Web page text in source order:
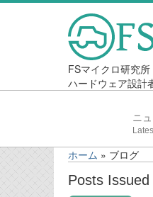
FSマイクロ研究所
ハードウェア設計
ニ
ホーム » ブログ
Posts